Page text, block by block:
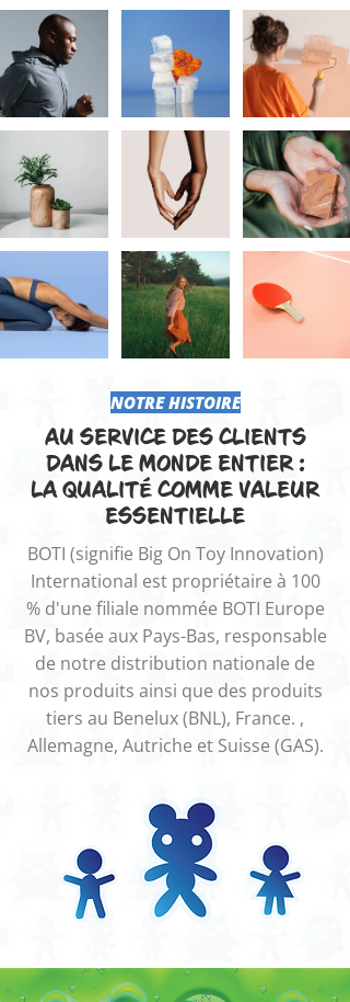
​NOTRE HISTOIRE
​AU SERVICE DES CLIENTS
DANS LE MONDE ENTIER :
LA QUALITÉ COMME VALEUR
ESSENTIELLE
BOTI (signifie Big On Toy Innovation)
International est propriétaire à 100
% d'une filiale nommée BOTI Europe
BV, basée aux Pays-Bas, responsable
de notre distribution nationale de
nos produits ainsi que des produits
tiers au Benelux (BNL), France. ,
Allemagne, Autriche et Suisse (GAS).